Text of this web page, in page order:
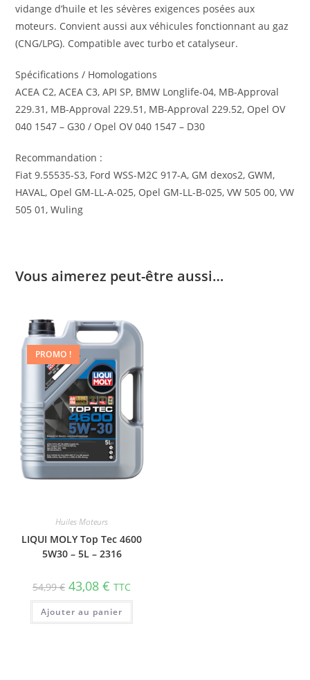
vidange d’huile et les sévères exigences posées aux
moteurs. Convient aussi aux véhicules fonctionnant au gaz
(CNG/LPG). Compatible avec turbo et catalyseur.
Spécifications / Homologations
ACEA C2, ACEA C3, API SP, BMW Longlife-04, MB-Approval
229.31, MB-Approval 229.51, MB-Approval 229.52, Opel OV
040 1547 – G30 / Opel OV 040 1547 – D30
Recommandation :
Fiat 9.55535-S3, Ford WSS-M2C 917-A, GM dexos2, GWM,
HAVAL, Opel GM-LL-A-025, Opel GM-LL-B-025, VW 505 00, VW
505 01, Wuling
Vous aimerez peut-être aussi…
PROMO !
Huiles Moteurs
LIQUI MOLY Top Tec 4600
5W30 – 5L – 2316
54,99€ 43,08€ TTC
Ajouter au panier